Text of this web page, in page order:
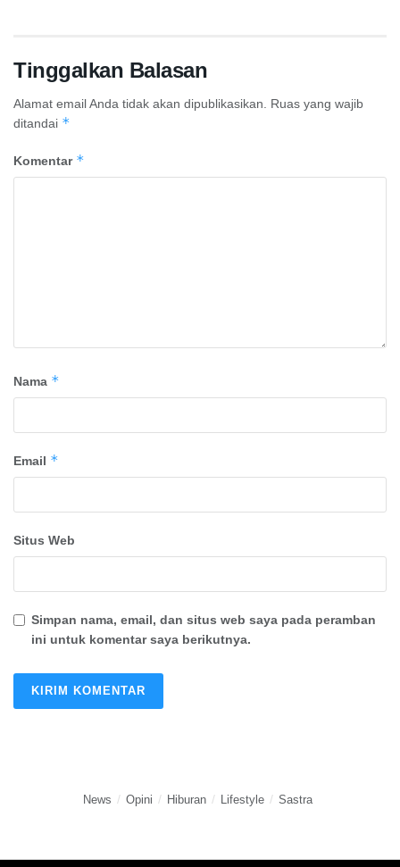
Tinggalkan Balasan
Alamat email Anda tidak akan dipublikasikan.
Ruas yang wajib
ditandai *
Komentar *
Nama *
Email *
Situs Web
Simpan nama, email, dan situs web saya pada peramban
ini untuk komentar saya berikutnya.
News Opini Hiburan Lifestyle Sastra